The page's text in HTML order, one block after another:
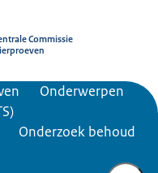
Commissie
Onderwerpen
Onderzoek behoud